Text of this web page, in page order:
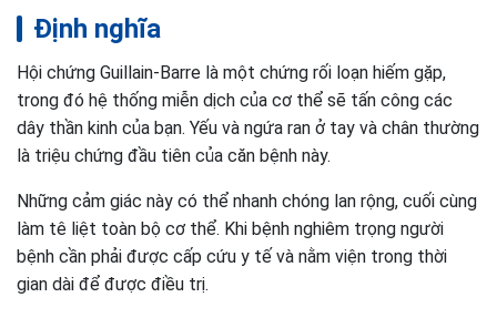
Định nghĩa
Hội chứng Guillain-Barre là một chứng rối loạn hiếm gặp,
trong đó hệ thống miễn dịch của cơ thể sẽ tấn công các
dây thần kinh của bạn. Yếu và ngứa ran ở tay và chân thường
là triệu chứng đầu tiên của căn bệnh này.
Những cảm giác này có thể nhanh chóng lan rộng, cuối cùng
làm tê liệt toàn bộ cơ thể. Khi bệnh nghiêm trọng người
bệnh cần phải được cấp cứu y tế và nằm viện trong thời
gian dài để được điều trị.